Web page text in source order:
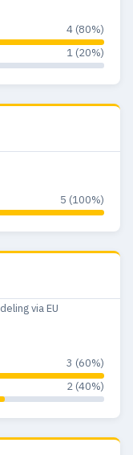
4 (80%)
1 (20%)
5 (100%)
via EU
3 (60%)
2 (40%)